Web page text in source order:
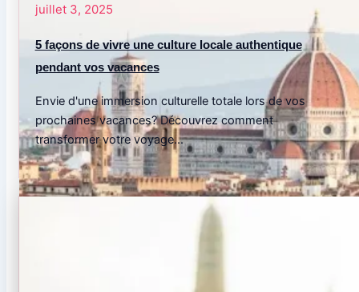
juillet 3, 2025
5 façons de vivre une culture locale authentique
pendant vos vacances
Envie d'une immersion culturelle totale lors de vos
prochaines vacances? Découvrez comment
transformer votre voyage...